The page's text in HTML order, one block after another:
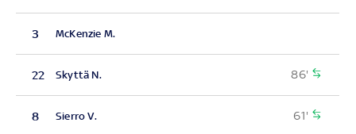
3 McKenzie M.
22 Skyttä N. 86'
8 Sierro V. 61'